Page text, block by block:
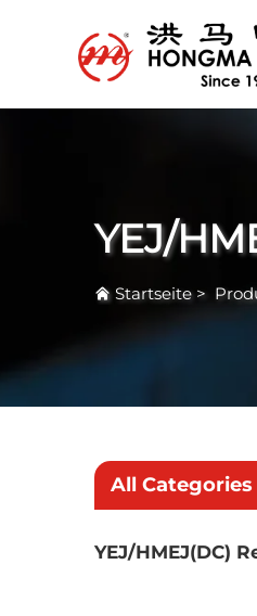
YEJ/
Startseite>
All Categories
YEJ/HMEJ(DC)